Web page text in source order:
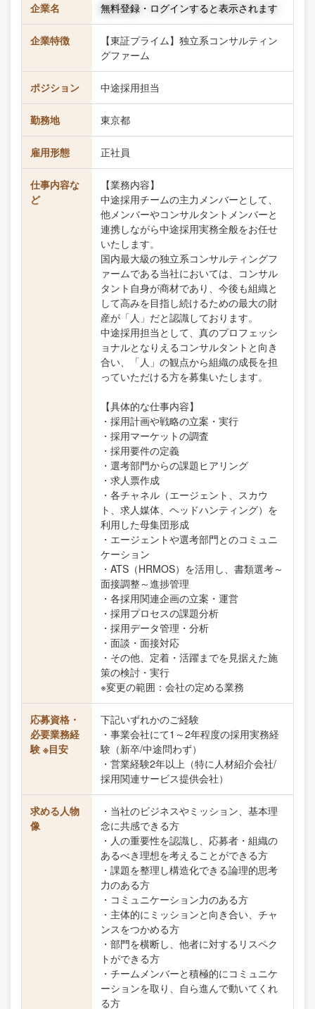
企業名 無料登録・ログインすると表示されます
企業特徴
【東証プライム】独立系コンサルティン
グファーム
ポジション 中途採用担当
勤務地 東京都
雇用形態 正社員
仕事内容な
ど
【業務内容】
中途採用チームの主力メンバーとして、
他メンバーやコンサルタントメンバーと
連携しながら中途採用実務全般をお任せ
いたします。
国内最大級の独立系コンサルティングフ
ァームである当社においては、コンサル
タント自身が商材であり、今後も組織と
して高みを目指し続けるための最大の財
産が「人」だと認識しております。
中途採用担当として、真のプロフェッシ
ョナルとなりえるコンサルタントと向き
合い、「人」の観点から組織の成長を担
っていただける方を募集いたします。
【具体的な仕事内容】
・採用計画や戦略の立案・実行
・採用マーケットの調査
・採用要件の定義
・選考部門からの課題ヒアリング
・求人票作成
・各チャネル（エージェント、スカウ
ト、求人媒体、ヘッドハンティング）を
利用した母集団形成
・エージェントや選考部門とのコミュニ
ケーション
・ATS（HRMOS）を活用し、書類選考～
面接調整～進捗管理
・各採用関連企画の立案・運営
・採用プロセスの課題分析
・採用データ管理・分析
・面談・面接対応
・その他、定着・活躍までを見据えた施
策の検討・実行
※変更の範囲：会社の定める業務
応募資格・
必要業務経
験 ※目安
下記いずれかのご経験
・事業会社にて1～2年程度の採用実務経
験（新卒/中途問わず）
・営業経験2年以上（特に人材紹介会社/
採用関連サービス提供会社）
求める人物
像
・当社のビジネスやミッション、基本理
念に共感できる方
・人の重要性を認識し、応募者・組織の
あるべき理想を考えることができる方
・課題を整理し構造化できる論理的思考
力のある方
・コミュニケーション力のある方
・主体的にミッションと向き合い、チャ
ンスをつかめる方
・部門を横断し、他者に対するリスペク
トができる方
・チームメンバーと積極的にコミュニケ
ーションを取り、自ら進んで動いてくれ
る方